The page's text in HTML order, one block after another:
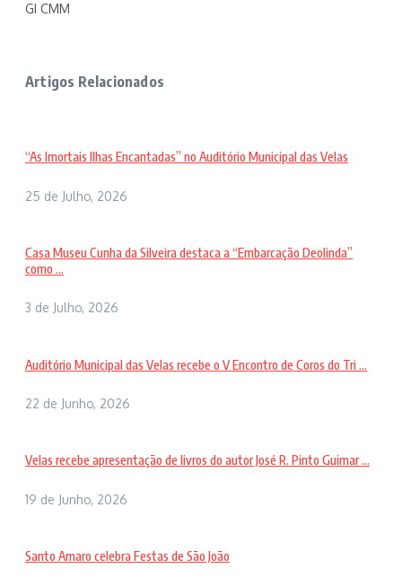
GI CMM
Artigos Relacionados
“As Imortais Ilhas Encantadas” no Auditório Municipal das Velas
25 de Julho, 2026
Casa Museu Cunha da Silveira destaca a “Embarcação Deolinda”
como ...
3 de Julho, 2026
Auditório Municipal das Velas recebe o V Encontro de Coros do Tri ...
22 de Junho, 2026
Velas recebe apresentação de livros do autor José R. Pinto Guimar ...
19 de Junho, 2026
Santo Amaro celebra Festas de São João